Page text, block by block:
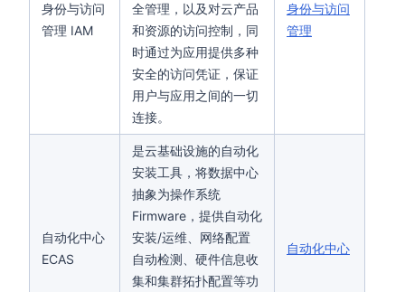
身份与访问
管理 IAM
全管理，以及对云产品
和资源的访问控制，同
时通过为应用提供多种
安全的访问凭证，保证
用户与应用之间的一切
连接。
身份与访问
管理
自动化中心
ECAS
是云基础设施的自动化
安装工具，将数据中心
抽象为操作系统
Firmware，提供自动化
安装/运维、网络配置
自动检测、硬件信息收
集和集群拓扑配置等功
自动化中心